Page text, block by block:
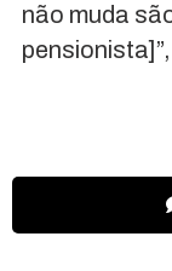
não muda